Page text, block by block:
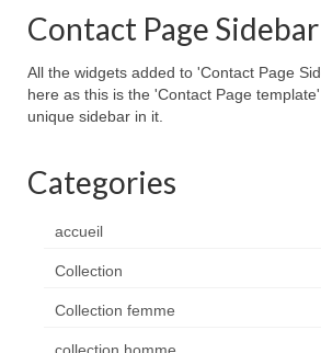
Contact Page Sidebar
All the widgets added to 'Contact Page
here as this is the 'Contact Page
unique sidebar in it.
Categories
accueil
Collection
Collection femme